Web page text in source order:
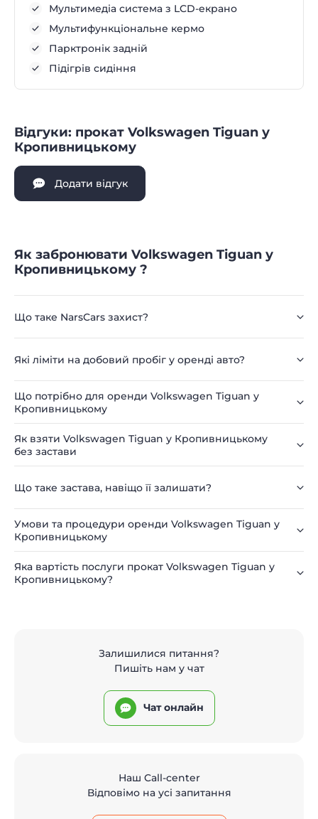
Мультимедіа система з LCD-екрано
Мультифункціональне кермо
Парктронік задній
Підігрів сидіння
Відгуки: прокат Volkswagen Tiguan у
Кропивницькому
Додати відгук
Як забронювати Volkswagen Tiguan у
Кропивницькому ?
Що таке NarsCars захист?
Які ліміти на добовий пробіг у оренді авто?
Що потрібно для оренди Volkswagen Tiguan у
Кропивницькому
Як взяти Volkswagen Tiguan у Кропивницькому
без застави
Що таке застава, навіщо її залишати?
Умови та процедури оренди Volkswagen Tiguan у
Кропивницькому
Яка вартість послуги прокат Volkswagen Tiguan у
Кропивницькому?
Залишилися питання?
Пишіть нам у чат
Чат онлайн
Наш Call-center
Відповімо на усі запитання